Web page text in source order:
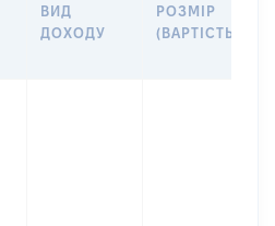
ВИД
ДОХОДУ
РОЗМІР
(ВАРТІСТЬ)